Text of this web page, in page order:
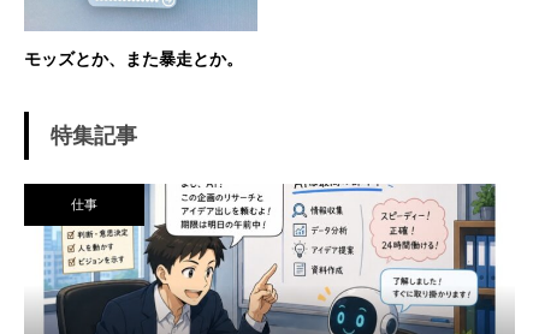
モッズとか、また暴走とか。
特集記事
仕事